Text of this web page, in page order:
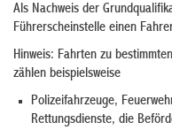
Als Nachweis der
Führerscheinstelle einen
Hinweis: Fahrten zu
zählen beispielsweise
Polizeifahrzeuge,
Rettungsdienste, die